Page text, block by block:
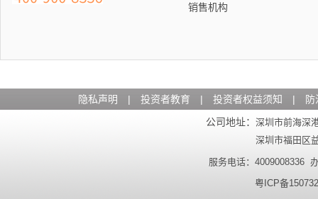
销售机构
隐私声明 | 投资者教育 | 投资者权益须知 |
公司地址： 深圳市前海深
深圳市福田区
服务电话：4009008336
粤ICP备